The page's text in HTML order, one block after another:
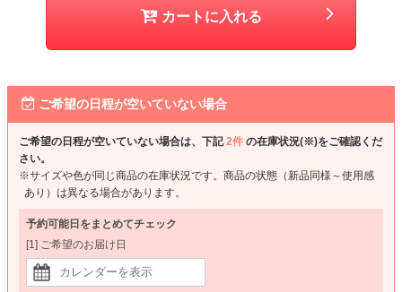
カートに入れる
ご希望の日程が空いていない場合
ご希望の日程が空いていない場合は、下記2件 の在庫状況(※)をご確認くだ
さい。
※サイズや色が同じ商品の在庫状況です。商品の状態（新品同様～使用感
あり）は異なる場合があります。
予約可能日をまとめてチェック
[1] ご希望のお届け日